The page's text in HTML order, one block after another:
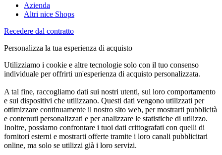
Azienda
Altri nice Shops
Recedere dal contratto
Personalizza la tua esperienza di acquisto
Utilizziamo i cookie e altre tecnologie solo con il tuo consenso
individuale per offrirti un'esperienza di acquisto personalizzata.
A tal fine, raccogliamo dati sui nostri utenti, sul loro comportamento
e sui dispositivi che utilizzano. Questi dati vengono utilizzati per
ottimizzare continuamente il nostro sito web, per mostrarti pubblicità
e contenuti personalizzati e per analizzare le statistiche di utilizzo.
Inoltre, possiamo confrontare i tuoi dati crittografati con quelli di
fornitori esterni e mostrarti offerte tramite i loro canali pubblicitari
online, ma solo se utilizzi già i loro servizi.